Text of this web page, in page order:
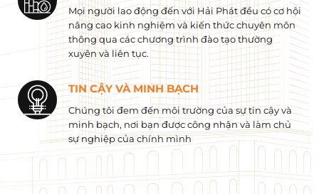
Mọi người lao động đến với Hải Phát đều có cơ hội
nâng cao kinh nghiệm và kiến ​​thức chuyên môn
thông qua các chương trình đào tạo thường
xuyên và liên tục.
TIN CẬY VÀ MINH BẠCH
Chúng tôi đem đến môi trường của sự tin cậy và
minh bạch, nơi bạn được công nhận và làm chủ
sự nghiệp của chính mình